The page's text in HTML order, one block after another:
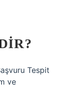
Tespit
ve